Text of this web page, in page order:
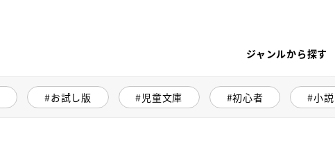
ジャンルから探す
お試し版 児童文庫 初心者 小説